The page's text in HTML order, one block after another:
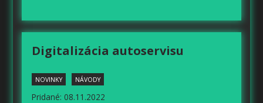
Digitalizácia autoservisu
NOVINKY NÁVODY
Pridané: 08.11.2022